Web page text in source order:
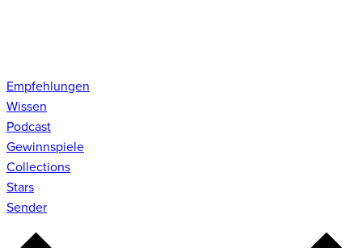
Empfehlungen
Wissen
Podcast
Gewinnspiele
Collections
Stars
Sender